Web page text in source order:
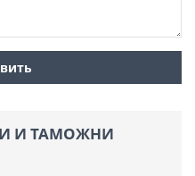
И ТАМОЖНИ